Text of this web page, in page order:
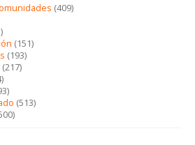
(409)
(151)
(193)
(217)
(513)